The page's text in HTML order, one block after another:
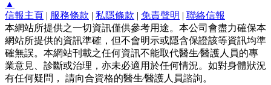
▲
信報主頁 | 服務條款 | 私隱條款 | 免責聲明 | 聯絡信報
本網站所提供之一切資訊僅供參考用途。本公司會盡力確保本
網站所提供的資訊準確，但不會明示或隱含保證該等資訊均準
確無誤。本網站刊載之任何資訊不能取代醫生∕醫護人員的專
業意見、診斷或治理，亦未必適用於任何情況。如對身體狀況
有任何疑問， 請向合資格的醫生∕醫護人員諮詢。